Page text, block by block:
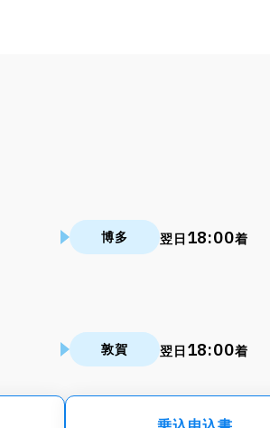
博多 翌日 18:00着
敦賀 翌日 18:00着